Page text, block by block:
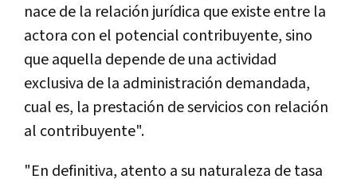
nace de la relación jurídica que existe entre la
actora con el potencial contribuyente, sino
que aquella depende de una actividad
exclusiva de la administración demandada,
cual es, la prestación de servicios con relación
al contribuyente".
"En definitiva, atento a su naturaleza de tasa